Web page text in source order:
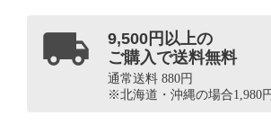
9,500円以上の
ご購入で送料無料
通常送料 880円
※北海道・沖縄の場合1,980